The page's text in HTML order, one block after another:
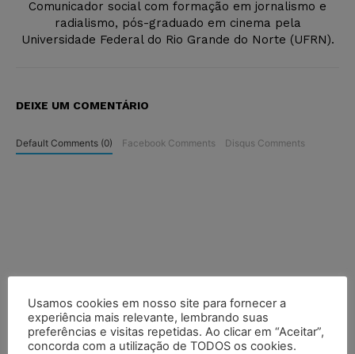
Comunicador social com formação em jornalismo e
radialismo, pós-graduado em cinema pela
Universidade Federal do Rio Grande do Norte (UFRN).
DEIXE UM COMENTÁRIO
Default Comments (0) Facebook Comments Disqus Comments
Usamos cookies em nosso site para fornecer a
experiência mais relevante, lembrando suas
preferências e visitas repetidas. Ao clicar em “Aceitar”,
concorda com a utilização de TODOS os cookies.